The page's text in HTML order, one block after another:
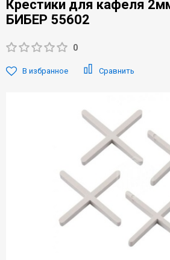
Крестики для кафеля
БИБЕР 55602
0
В избранное Сравнить